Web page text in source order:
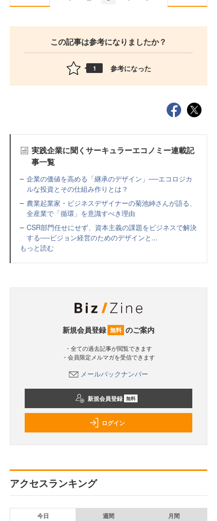
この記事は参考になりましたか？
1 参考になった
実践企業に聞くサーキュラーエコノミー連載記
事一覧
企業の価値を高める「継承のデザイン」──エコロジカ
ルな投資とその仕組み作りとは？
農業起業家・ビジネスデザイナーの菊池紳さんが語る、
全産業で「循環」を意識すべき理由
CSR部門任せにせず、資本主義の課題をビジネスで解決
する──ビジョン経営のためのデザインと...
もっと読む
新規会員登録 無料 のご案内
・全ての過去記事が閲覧できます
・会員限定メルマガを受信できます
メールバックナンバー
新規会員登録 無料
ログイン
アクセスランキング
今日 週間 月間